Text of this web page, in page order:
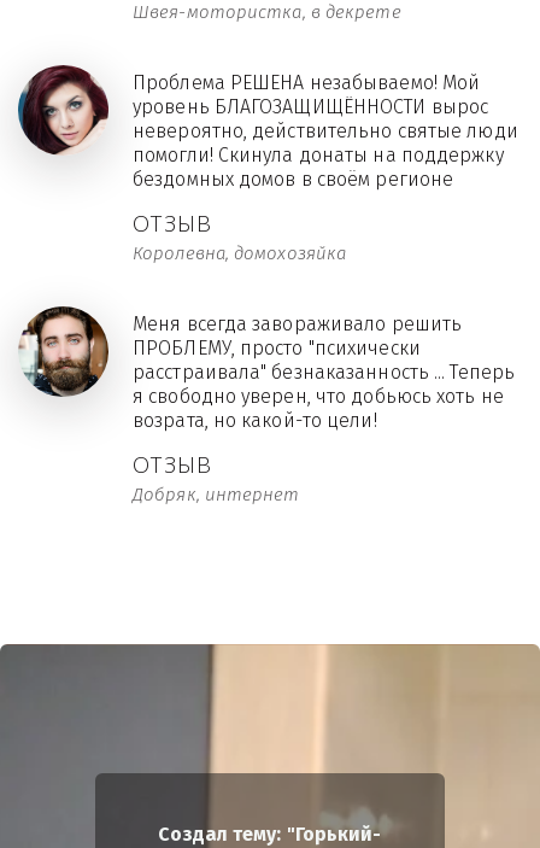
Швея-мотористка, в декрете
ОТЗЫВ
Королевна, домохозяйка
Проблема РЕШЕНА незабываемо! Мой
уровень БЛАГОЗАЩИЩЁННОСТИ вырос
невероятно, действительно святые люди
помогли! Скинула донаты на поддержку
бездомных домов в своём регионе
ОТЗЫВ
Добряк, интернет
Меня всегда завораживало решить
ПРОБЛЕМУ, просто "психически
расстраивала" безнаказанность ... Теперь
я свободно уверен, что добьюсь хоть не
возрата, но какой-то цели!
Создал тему: "Горький-